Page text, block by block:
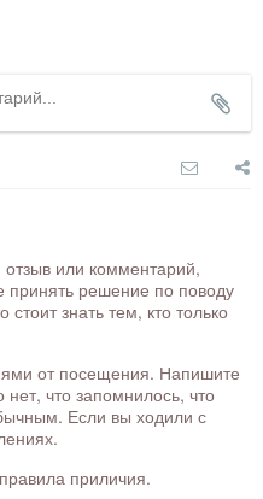
или комментарий,
решение по поводу
знать тем, кто только
от посещения. Напишите
что запомнилось, что
Если вы ходили с
приличия.